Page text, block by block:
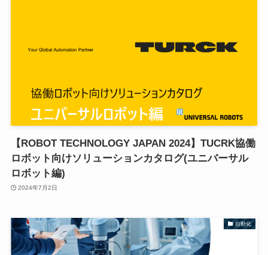
【ROBOT TECHNOLOGY JAPAN 2024】TUCRK協働
ロボット向けソリューションカタログ(ユニバーサル
ロボット編)
2024年7月2日
自動化